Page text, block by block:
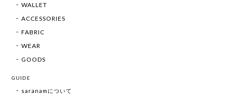
WALLET
ACCESSORIES
FABRIC
WEAR
GOODS
GUIDE
saranamについて